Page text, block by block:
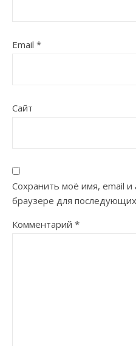
Email *
Сайт
Сохранить моё имя, email и
браузере для
Комментарий *